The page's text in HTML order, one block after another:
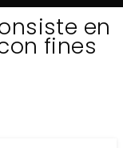
en
fines